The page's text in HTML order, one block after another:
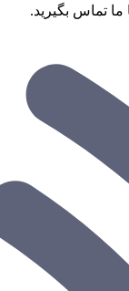
ما تماس بگیرید.